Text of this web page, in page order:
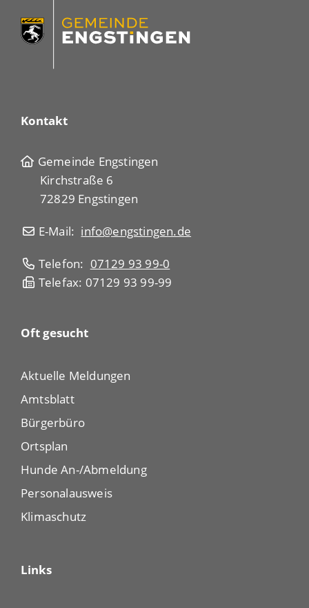
Kontakt
Gemeinde Engstingen
Kirchstraße 6
72829 Engstingen
E-Mail: info@engstingen.de
Telefon: 07129 93 99-0
Telefax: 07129 93 99-99
Oft gesucht
Aktuelle Meldungen
Amtsblatt
Bürgerbüro
Ortsplan
Hunde An-/Abmeldung
Personalausweis
Klimaschutz
Links